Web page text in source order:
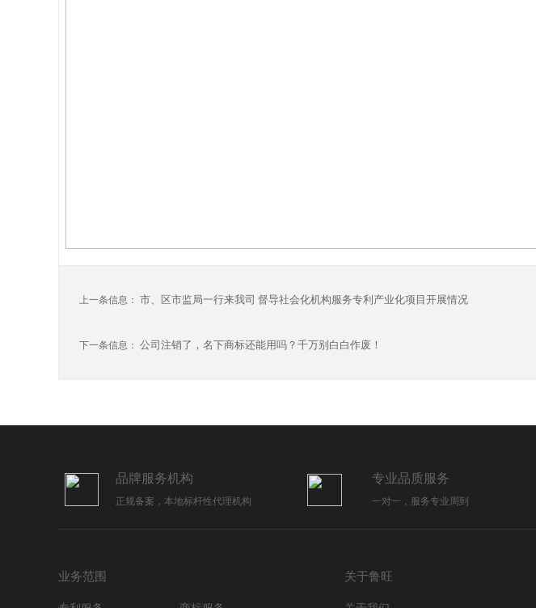
上一条信息： 市、区市监局一行来我司 督导社会化机构服务专利产业化项目开展情况
下一条信息： 公司注销了，名下商标还能用吗？千万别白白作废！
品牌服务机构
正规备案，本地标杆性代理机构
专业品质服务
一对一，服务专业周到
业务范围 关于鲁旺